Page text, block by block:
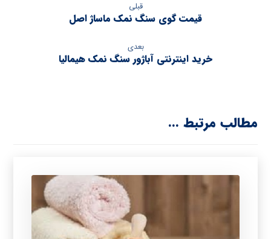
قبلی
قیمت گوی سنگ نمک ماساژ اصل
بعدی
خرید اینترنتی آباژور سنگ نمک هیمالیا
مطالب مرتبط ...